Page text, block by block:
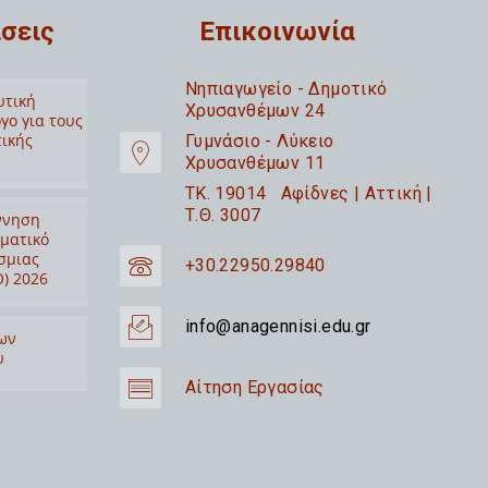
για τους
2026
Επικοινωνία
Nηπιαγωγείο - Δημοτικό
Χρυσανθέμων 24
Γυμνάσιο - Λύκειο
Χρυσανθέμων 11
TK. 19014 Αφίδνες | Αττική |
Τ.Θ. 3007
+30.22950.29840
info@anagennisi.edu.gr
Αίτηση Εργασίας